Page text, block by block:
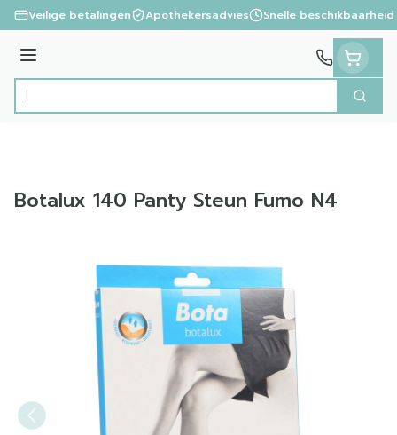
Ga naar de inhoud
Veilige betalingen Apothekersadvies Snelle beschikbaarheid
Menu
Product, merk, categorie...
Zoek
Botalux 140 Panty Steun Fumo N4